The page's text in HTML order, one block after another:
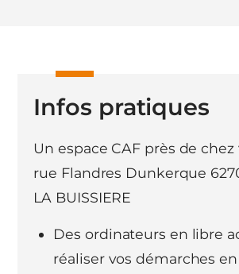
Infos pratiques
Un espace CAF près de chez
rue Flandres Dunkerque
LA BUISSIERE
Des ordinateurs en libre
réaliser vos démarches